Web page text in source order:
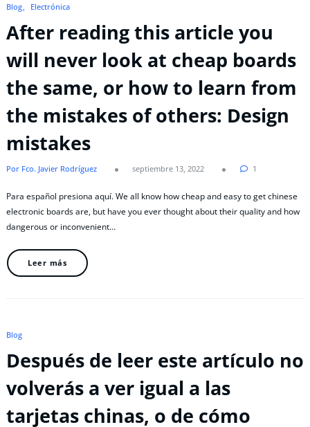
Blog Electrónica
After reading this article you
will never look at cheap boards
the same, or how to learn from
the mistakes of others: Design
mistakes
Por Fco. Javier Rodríguez septiembre 13, 2022 1
Para español presiona aquí. We all know how cheap and easy to get chinese
electronic boards are, but have you ever thought about their quality and how
dangerous or inconvenient…
Leer más
Blog
Después de leer este artículo no
volverás a ver igual a las
tarjetas chinas, o de cómo